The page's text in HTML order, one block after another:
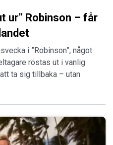
ur” Robinson – får
i ”Robinson”, något
röstas ut i vanlig
ta sig tillbaka – utan